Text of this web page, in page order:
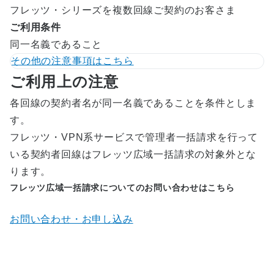
フレッツ・シリーズを複数回線ご契約のお客さま
ご利用条件
同一名義であること
その他の注意事項はこちら
ご利用上の注意
各回線の契約者名が同一名義であることを条件としま
す。
フレッツ・VPN系サービスで管理者一括請求を行って
いる契約者回線はフレッツ広域一括請求の対象外とな
ります。
フレッツ広域一括請求についてのお問い合わせはこちら
お問い合わせ・お申し込み